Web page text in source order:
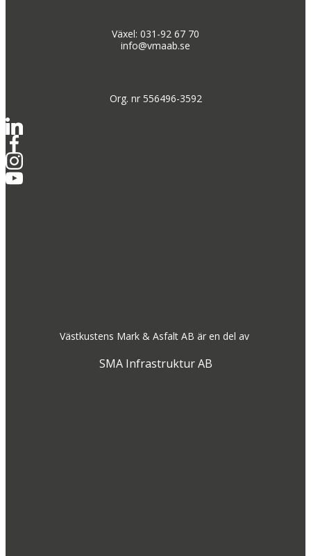
Växel: 031-92 67 70
info@vmaab.se
Org. nr 556496-3592
Västkustens Mark & Asfalt AB är en del av
SMA Infrastruktur AB